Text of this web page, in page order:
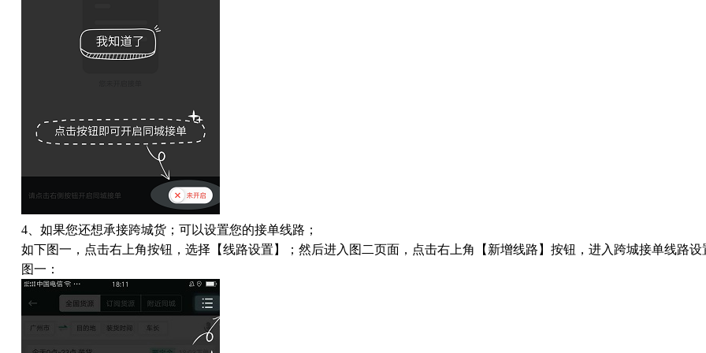
4、如果您还想承接跨城货；可以设置您的接单线路；
如下图一，点击右上角按钮，选择【线路设置】；然后进入图二页面，点击右上角【新增线路】按钮，进入跨城接单线路设
图一：